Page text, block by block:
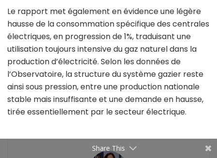
Le rapport met également en évidence une légère
hausse de la consommation spécifique des centrales
électriques, en progression de 1%, traduisant une
utilisation toujours intensive du gaz naturel dans la
production d’électricité. Selon les données de
l’Observatoire, la structure du système gazier reste
ainsi sous pression, entre une production nationale
stable mais insuffisante et une demande en hausse,
tirée essentiellement par le secteur électrique.
Share This